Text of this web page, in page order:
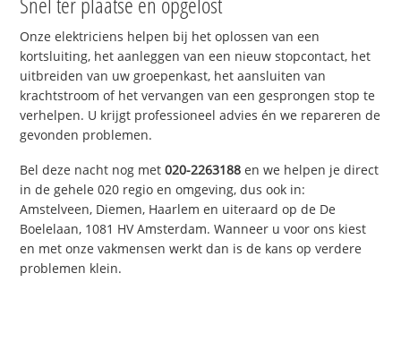
Onze elektriciens helpen bij het oplossen van een
kortsluiting, het aanleggen van een nieuw stopcontact, het
uitbreiden van uw groepenkast, het aansluiten van
krachtstroom of het vervangen van een gesprongen stop te
verhelpen. U krijgt professioneel advies én we repareren de
gevonden problemen.
Bel deze nacht nog met020-2263188 en we helpen je direct
in de gehele 020 regio en omgeving, dus ook in:
Amstelveen, Diemen, Haarlem en uiteraard op de De
Boelelaan, 1081 HV Amsterdam. Wanneer u voor ons kiest
en met onze vakmensen werkt dan is de kans op verdere
problemen klein.